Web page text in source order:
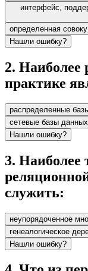
интерфейс,
определенная
Нашли ошибку?
2. Наиболее
практике
распределенные
сетевые базы данных
Нашли ошибку?
3. Наиболее
служить:
неупорядоченное
генеалогическое
Нашли ошибку?